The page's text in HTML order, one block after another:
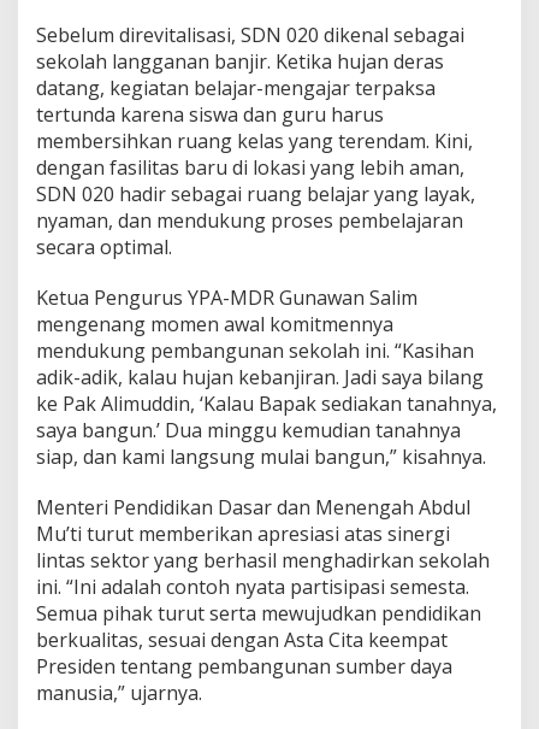
Sebelum direvitalisasi, SDN 020 dikenal sebagai
sekolah langganan banjir. Ketika hujan deras
datang, kegiatan belajar-mengajar terpaksa
tertunda karena siswa dan guru harus
membersihkan ruang kelas yang terendam. Kini,
dengan fasilitas baru di lokasi yang lebih aman,
SDN 020 hadir sebagai ruang belajar yang layak,
nyaman, dan mendukung proses pembelajaran
secara optimal.
Ketua Pengurus YPA-MDR Gunawan Salim
mengenang momen awal komitmennya
mendukung pembangunan sekolah ini. “Kasihan
adik-adik, kalau hujan kebanjiran. Jadi saya bilang
ke Pak Alimuddin, ‘Kalau Bapak sediakan tanahnya,
saya bangun.’ Dua minggu kemudian tanahnya
siap, dan kami langsung mulai bangun,” kisahnya.
Menteri Pendidikan Dasar dan Menengah Abdul
Mu’ti turut memberikan apresiasi atas sinergi
lintas sektor yang berhasil menghadirkan sekolah
ini. “Ini adalah contoh nyata partisipasi semesta.
Semua pihak turut serta mewujudkan pendidikan
berkualitas, sesuai dengan Asta Cita keempat
Presiden tentang pembangunan sumber daya
manusia,” ujarnya.